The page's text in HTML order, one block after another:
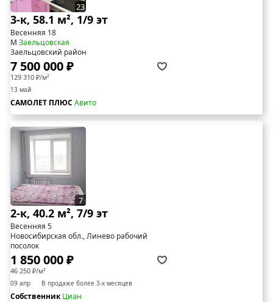
23
3-к, 58.1 м², 1/9 эт
Весенняя 18
М Заельцовская
Заельцовский район
7 500 000 ₽
129 310 ₽/м²
13 май
САМОЛЕТ ПЛЮС Авито
7
2-к, 40.2 м², 7/9 эт
Весенняя 5
Новосибирская обл., Линево рабочий
посолок
1 850 000 ₽
46 250 ₽/м²
09 апр В продаже более 3-х месяцев
СобственникЦиан